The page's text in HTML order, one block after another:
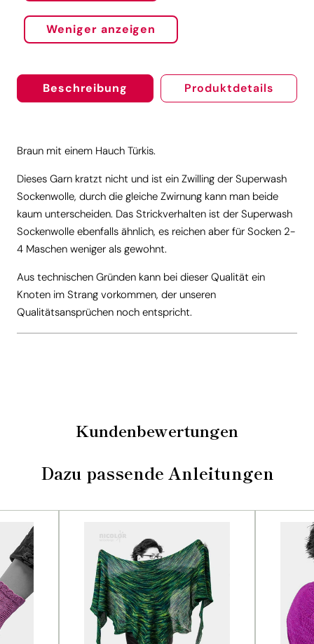
Weniger anzeigen
Beschreibung Produktdetails
Braun mit einem Hauch Türkis.
Dieses Garn kratzt nicht und ist ein Zwilling der Superwash
Sockenwolle, durch die gleiche Zwirnung kann man beide
kaum unterscheiden. Das Strickverhalten ist der Superwash
Sockenwolle ebenfalls ähnlich, es reichen aber für Socken 2-
4 Maschen weniger als gewohnt.
Aus technischen Gründen kann bei dieser Qualität ein
Knoten im Strang vorkommen, der unseren
Qualitätsansprüchen noch entspricht.
Kundenbewertungen
Dazu passende Anleitungen